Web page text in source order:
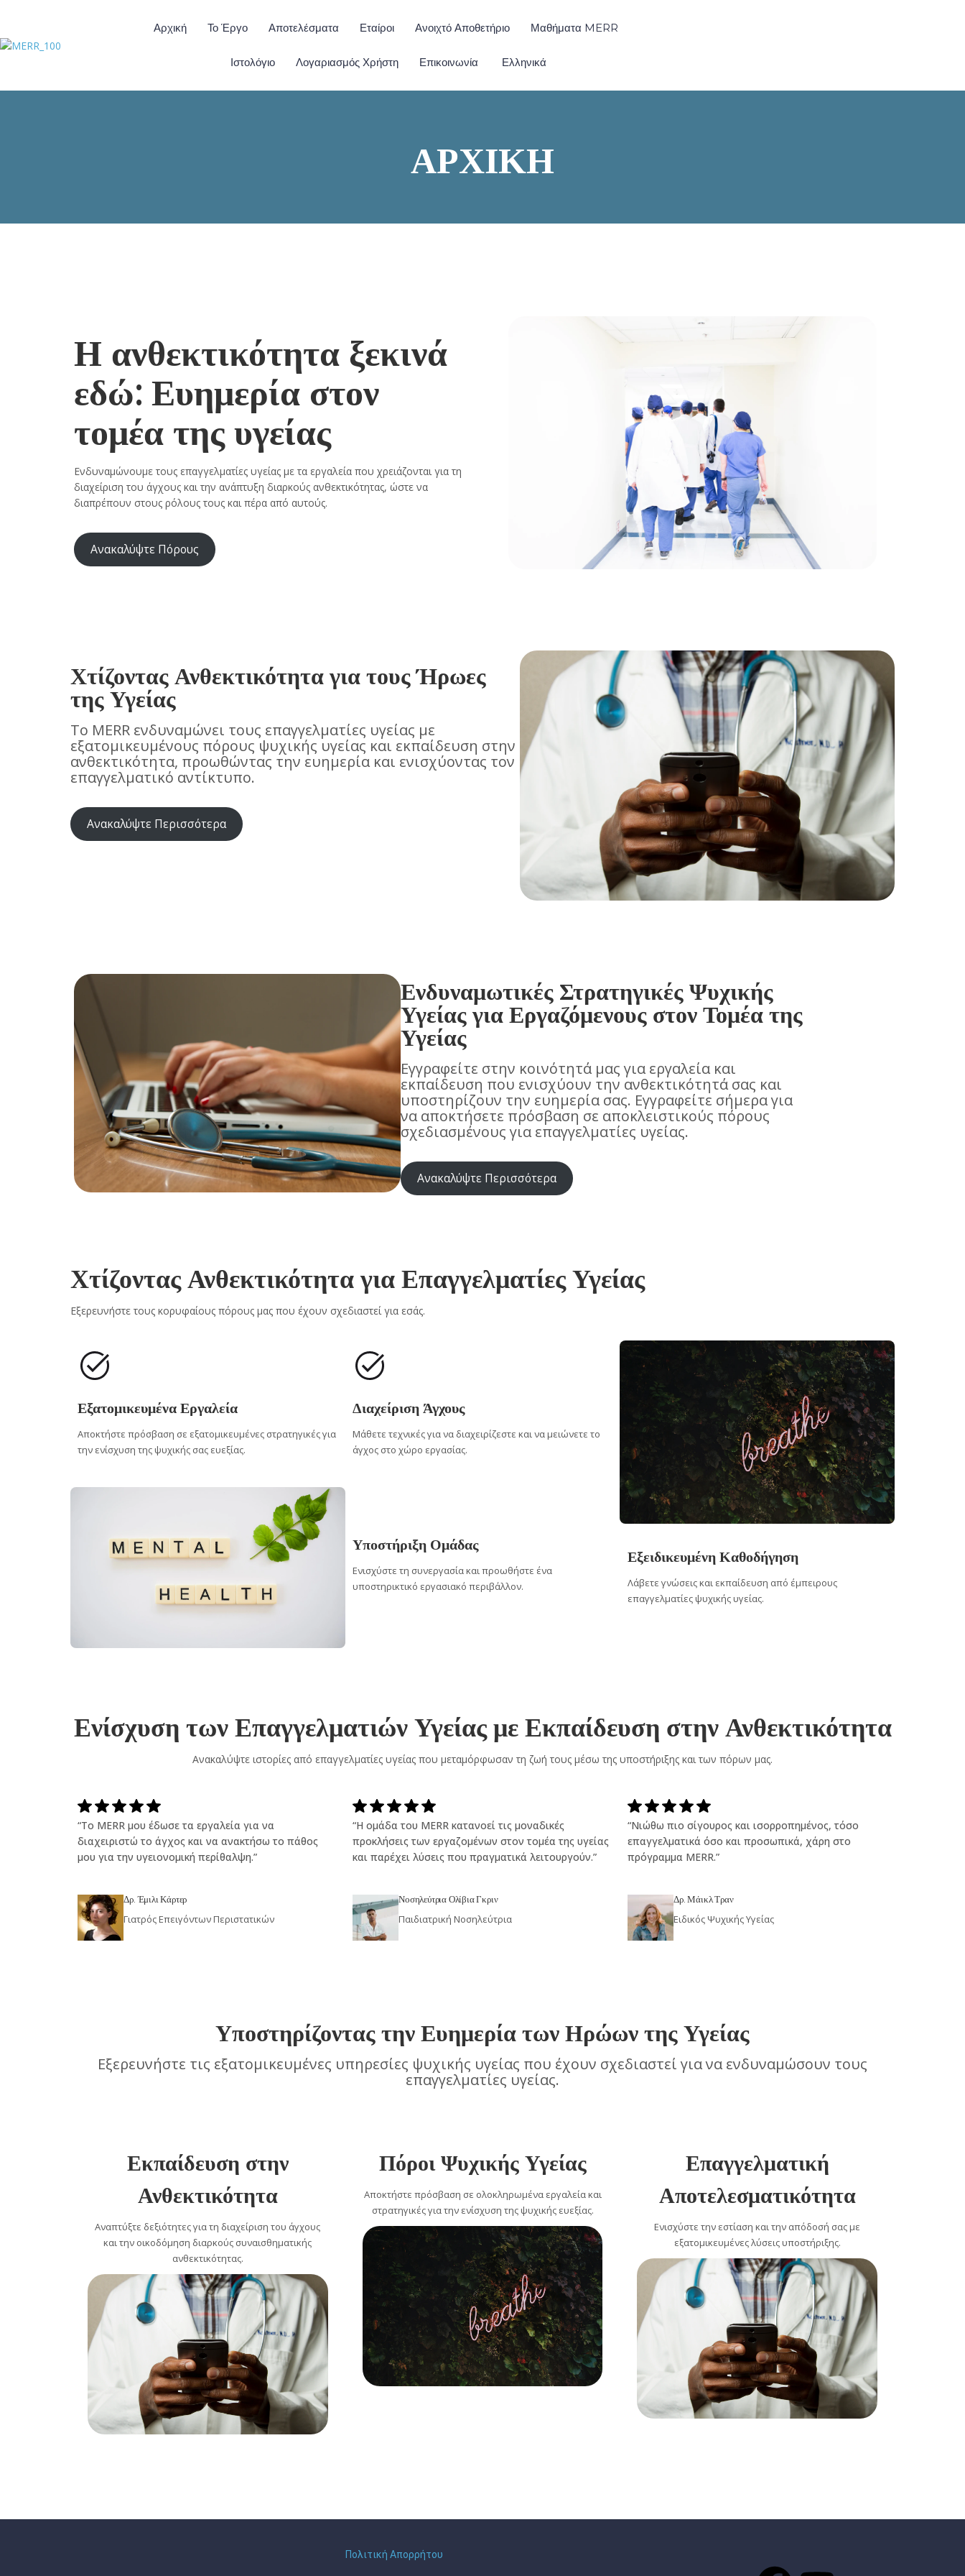
Αρχική Το Έργο Αποτελέσματα Εταίροι Ανοιχτό Αποθετήριο Μαθήματα MERR
Ιστολόγιο Λογαριασμός Χρήστη Επικοινωνία Ελληνικά
ΑΡΧΙΚΉ
Η ανθεκτικότητα ξεκινά
εδώ: Ευημερία στον
τομέα της υγείας
Ενδυναμώνουμε τους επαγγελματίες υγείας με τα εργαλεία που χρειάζονται για τη
διαχείριση του άγχους και την ανάπτυξη διαρκούς ανθεκτικότητας, ώστε να
διαπρέπουν στους ρόλους τους και πέρα από αυτούς.
Ανακαλύψτε Πόρους
Χτίζοντας Ανθεκτικότητα για τους Ήρωες
της Υγείας
Το MERR ενδυναμώνει τους επαγγελματίες υγείας με
εξατομικευμένους πόρους ψυχικής υγείας και εκπαίδευση στην
ανθεκτικότητα, προωθώντας την ευημερία και ενισχύοντας τον
επαγγελματικό αντίκτυπο.
Ανακαλύψτε Περισσότερα
Ενδυναμωτικές Στρατηγικές Ψυχικής
Υγείας για Εργαζόμενους στον Τομέα της
Υγείας
Εγγραφείτε στην κοινότητά μας για εργαλεία και
εκπαίδευση που ενισχύουν την ανθεκτικότητά σας και
υποστηρίζουν την ευημερία σας. Εγγραφείτε σήμερα για
να αποκτήσετε πρόσβαση σε αποκλειστικούς πόρους
σχεδιασμένους για επαγγελματίες υγείας.
Ανακαλύψτε Περισσότερα
Χτίζοντας Ανθεκτικότητα για Επαγγελματίες Υγείας
Εξερευνήστε τους κορυφαίους πόρους μας που έχουν σχεδιαστεί για εσάς.
Εξατομικευμένα Εργαλεία
Αποκτήστε πρόσβαση σε εξατομικευμένες στρατηγικές για
την ενίσχυση της ψυχικής σας ευεξίας.
Διαχείριση Άγχους
Μάθετε τεχνικές για να διαχειρίζεστε και να μειώνετε το
άγχος στο χώρο εργασίας.
Υποστήριξη Ομάδας
Ενισχύστε τη συνεργασία και προωθήστε ένα
υποστηρικτικό εργασιακό περιβάλλον.
Εξειδικευμένη Καθοδήγηση
Λάβετε γνώσεις και εκπαίδευση από έμπειρους
επαγγελματίες ψυχικής υγείας.
Ενίσχυση των Επαγγελματιών Υγείας με Εκπαίδευση στην Ανθεκτικότητα
Ανακαλύψτε ιστορίες από επαγγελματίες υγείας που μεταμόρφωσαν τη ζωή τους μέσω της υποστήριξης και των πόρων μας.
“Το MERR μου έδωσε τα εργαλεία για να
διαχειριστώ το άγχος και να ανακτήσω το πάθος
μου για την υγειονομική περίθαλψη.”
Δρ. Έμιλι Κάρτερ
Γιατρός Επειγόντων Περιστατικών
“Η ομάδα του MERR κατανοεί τις μοναδικές
προκλήσεις των εργαζομένων στον τομέα της υγείας
και παρέχει λύσεις που πραγματικά λειτουργούν.”
Νοσηλεύτρια Ολίβια Γκριν
Παιδιατρική Νοσηλεύτρια
“Νιώθω πιο σίγουρος και ισορροπημένος, τόσο
επαγγελματικά όσο και προσωπικά, χάρη στο
πρόγραμμα MERR.”
Δρ. Μάικλ Τραν
Ειδικός Ψυχικής Υγείας
Υποστηρίζοντας την Ευημερία των Ηρώων της Υγείας
Εξερευνήστε τις εξατομικευμένες υπηρεσίες ψυχικής υγείας που έχουν σχεδιαστεί για να ενδυναμώσουν τους
επαγγελματίες υγείας.
Εκπαίδευση στην
Ανθεκτικότητα
Αναπτύξτε δεξιότητες για τη διαχείριση του άγχους
και την οικοδόμηση διαρκούς συναισθηματικής
ανθεκτικότητας.
Πόροι Ψυχικής Υγείας
Αποκτήστε πρόσβαση σε ολοκληρωμένα εργαλεία και
στρατηγικές για την ενίσχυση της ψυχικής ευεξίας.
Επαγγελματική
Αποτελεσματικότητα
Ενισχύστε την εστίαση και την απόδοσή σας με
εξατομικευμένες λύσεις υποστήριξης.
Πολιτική Απορρήτου